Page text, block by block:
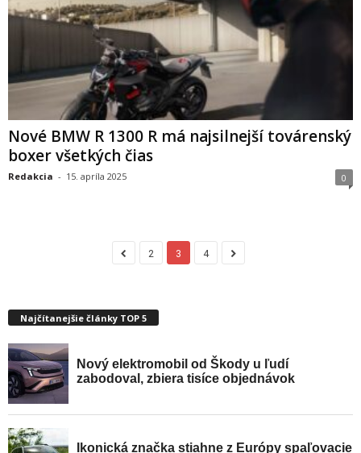
Nové BMW R 1300 R má najsilnejší továrenský
boxer všetkých čias
Redakcia - 15. apríla 2025 0
2 3 4
Najčítanejšie články TOP 5